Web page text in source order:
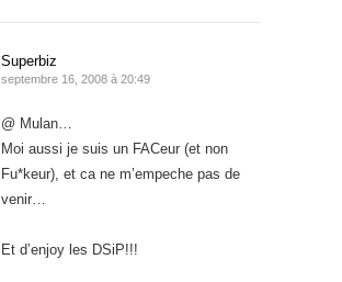
Superbiz
septembre 16, 2008 à 20:49
@ Mulan…
Moi aussi je suis un FACeur (et non
Fu*keur), et ca ne m’empeche pas de
venir…
Et d’enjoy les DSiP!!!